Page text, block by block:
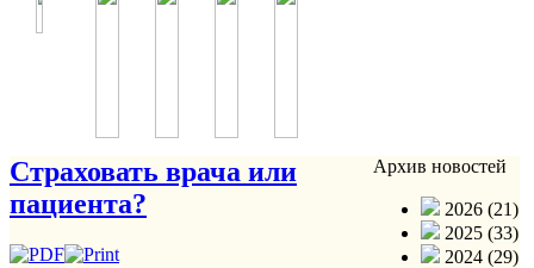
Страховать врача или
пациента?
Архив новостей
2026 (21)
2025 (33)
2024 (29)